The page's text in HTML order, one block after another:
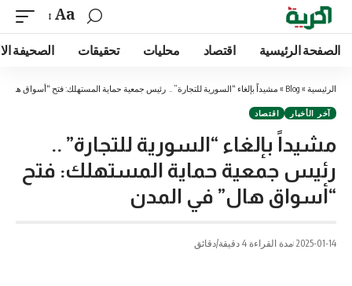
Aa
الصفحة الرئيسية اقتصاد محليات تحقيقات الصحيفة
الرئيسية »
Blog
» مشيداً بإلغاء “السورية للتجارة” .. رئيس جمعية حماية المستهلك: فتح “أسواق
آخر الأخبار اقتصاد
مشيداً بإلغاء “السورية للتجارة” ..
رئيس جمعية حماية المستهلك: فتح
“أسواق هال” في المدن
2025-01-14 مدة القراءة 4 دقيقة/دقائق